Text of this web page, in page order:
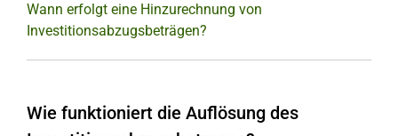
Wann erfolgt eine Hinzurechnung von
Investitionsabzugsbeträgen?
Wie funktioniert die Auflösung des